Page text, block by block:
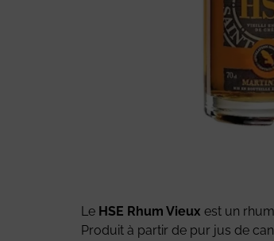
Le HSE Rhum Vieux est un
Produit à partir de pur jus de